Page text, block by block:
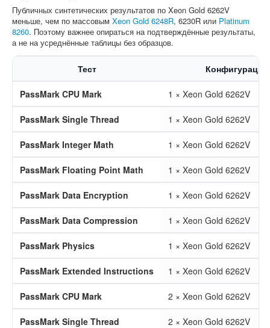
Публичных синтетических результатов по Xeon Gold 6262V
меньше, чем по массовым Xeon Gold 6248R, 6230R или Platinum
8260. Поэтому важнее опираться на подтверждённые результаты,
а не на усреднённые таблицы без образцов.
Тест Конфигурация
PassMark CPU Mark 1 × Xeon Gold 6262V
PassMark Single Thread 1 × Xeon Gold 6262V
PassMark Integer Math 1 × Xeon Gold 6262V
PassMark Floating Point Math 1 × Xeon Gold 6262V
PassMark Data Encryption 1 × Xeon Gold 6262V
PassMark Data Compression 1 × Xeon Gold 6262V
PassMark Physics 1 × Xeon Gold 6262V
PassMark Extended Instructions 1 × Xeon Gold 6262V
PassMark CPU Mark 2 × Xeon Gold 6262V
PassMark Single Thread 2 × Xeon Gold 6262V